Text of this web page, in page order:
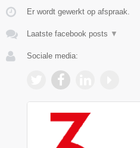
Er wordt gewerkt op afspraak.
Laatste facebook posts ▼
Sociale media: